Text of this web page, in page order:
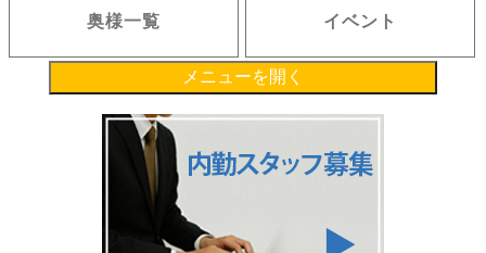
奥様一覧 イベント
メニューを開く